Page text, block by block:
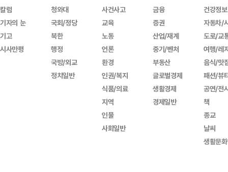
칼럼
기자의 눈
기고
시사만평
청와대
국회/정당
북한
행정
국방/외교
정치일반
사건사고
교육
노동
언론
환경
인권/복지
식품/의료
지역
인물
사회일반
금융
증권
산업/재계
중기/벤처
부동산
글로벌경제
생활경제
경제일반
건강정보
자동차/
도로/교
여행/레
음식/맛
패션/뷰
공연/전
책
종교
날씨
생활문